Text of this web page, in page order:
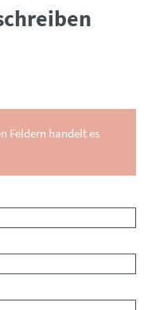
Feldern handelt es